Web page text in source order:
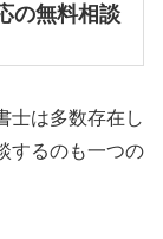
の無料相談
士は多数存在し
するのも一つの